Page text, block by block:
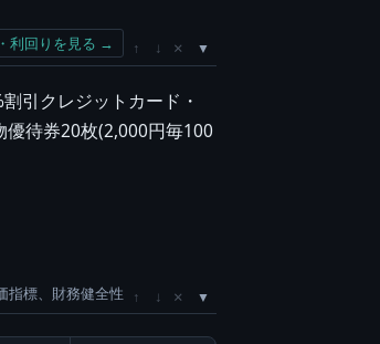
利回りを見る → ↑ ↓ ×
引クレジットカード・
待券20枚(2,000円毎100
指標、財務健全性 ↑ ↓ ×